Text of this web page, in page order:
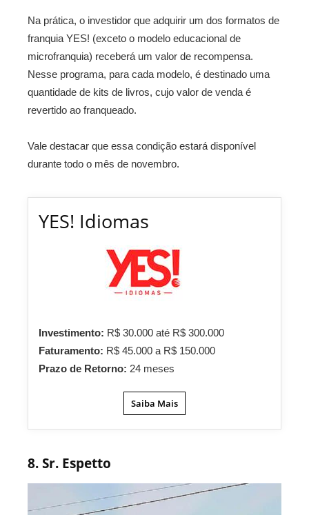
Na prática, o investidor que adquirir um dos formatos de
franquia YES! (exceto o modelo educacional de
microfranquia) receberá um valor de recompensa.
Nesse programa, para cada modelo, é destinado uma
quantidade de kits de livros, cujo valor de venda é
revertido ao franqueado.
Vale destacar que essa condição estará disponível
durante todo o mês de novembro.
YES! Idiomas
Investimento: R$ 30.000 até R$ 300.000
Faturamento: R$ 45.000 a R$ 150.000
Prazo de Retorno: 24 meses
Saiba Mais
8. Sr. Espetto